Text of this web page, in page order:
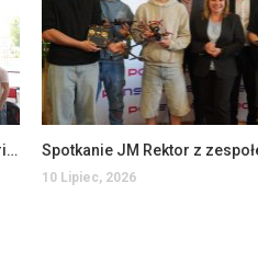
Uczniowie z wizytą na Wydziale Inżynierii Technicznej
10 Lipiec, 2026